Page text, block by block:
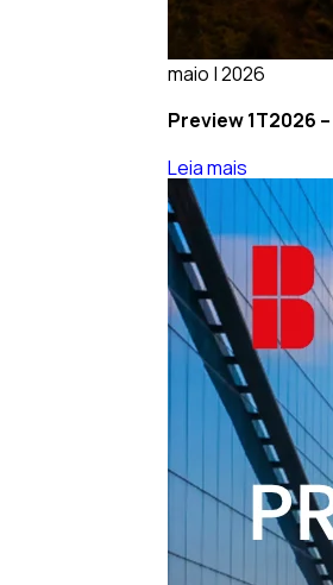
maio | 2026
Preview 1T2026
Leia mais